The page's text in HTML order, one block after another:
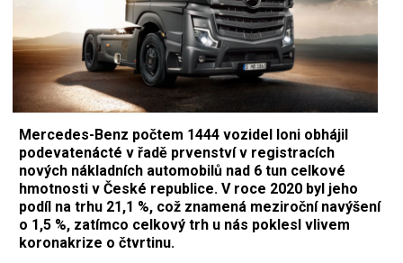
Mercedes-Benz počtem 1444 vozidel loni obhájil
podevatenácté v řadě prvenství v registracích
nových nákladních automobilů nad 6 tun celkové
hmotnosti v České republice. V roce 2020 byl jeho
podíl na trhu 21,1 %, což znamená meziroční navýšení
o 1,5 %, zatímco celkový trh u nás poklesl vlivem
koronakrize o čtvrtinu.